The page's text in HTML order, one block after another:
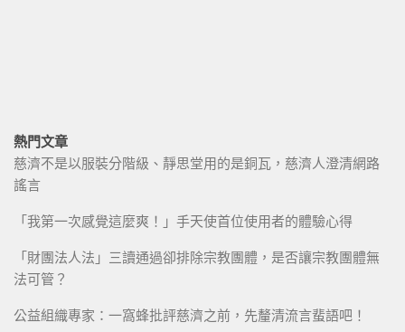
熱門文章
慈濟不是以服裝分階級、靜思堂用的是銅瓦，慈濟人澄清網路
謠言
「我第一次感覺這麼爽！」手天使首位使用者的體驗心得
「財團法人法」三讀通過卻排除宗教團體，是否讓宗教團體無
法可管？
公益組織專家：一窩蜂批評慈濟之前，先釐清流言蜚語吧！